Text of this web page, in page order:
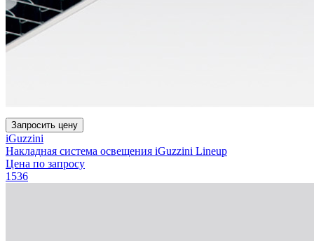
Запросить цену
iGuzzini
Накладная система освещения iGuzzini Lineup
Цена по запросу
1536